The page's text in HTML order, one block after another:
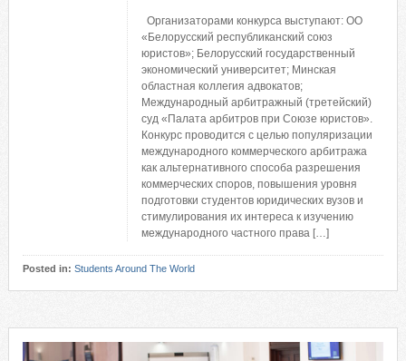
Организаторами конкурса выступают: ОО
«Белорусский республиканский союз
юристов»; Белорусский государственный
экономический университет; Минская
областная коллегия адвокатов;
Международный арбитражный (третейский)
суд «Палата арбитров при Союзе юристов».
Конкурс проводится с целью популяризации
международного коммерческого арбитража
как альтернативного способа разрешения
коммерческих споров, повышения уровня
подготовки студентов юридических вузов и
стимулирования их интереса к изучению
международного частного права […]
Posted in: Students Around The World